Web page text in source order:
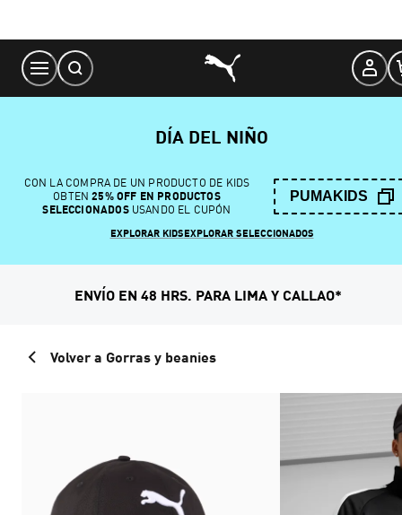
Content
DÍA DEL NIÑO
CON LA COMPRA DE UN PRODUCTO DE KIDS
OBTEN 25% OFF EN PRODUCTOS
SELECCIONADOSUSANDO EL CUPÓN
PUMAKIDS
EXPLORAR KIDSEXPLORAR SELECCIONADOS
ENVÍO EN 48 HRS. PARA LIMA Y CALLAO*
Volver a Gorras y beanies